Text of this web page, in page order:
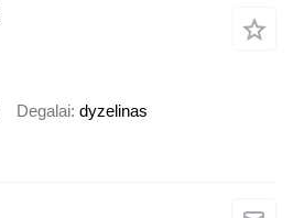
Degalai dyzelinas